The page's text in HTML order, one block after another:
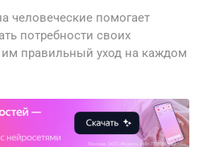
человеческие помогает
потребности своих
правильный уход на каждом